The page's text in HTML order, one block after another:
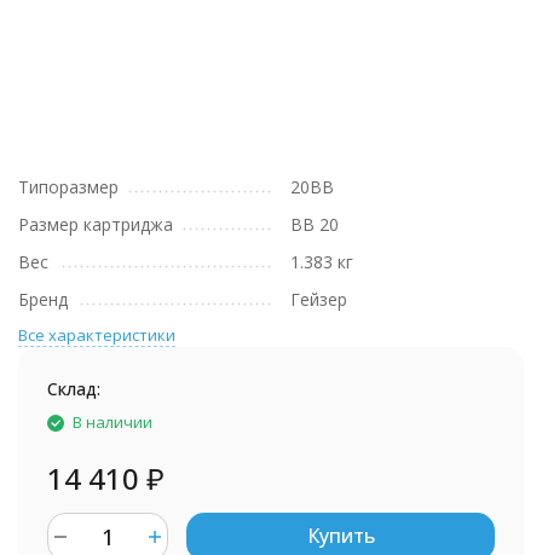
Типоразмер
20BB
Размер картриджа
BB 20
Вес
1.383 кг
Бренд
Гейзер
Все характеристики
Склад:
В наличии
14 410 ₽
Купить